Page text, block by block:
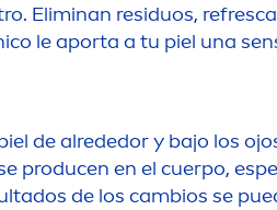
Eliminan residuos,
le aporta a tu piel una
de alrededor y bajo los
producen en el cuerpo,
de los cambios se